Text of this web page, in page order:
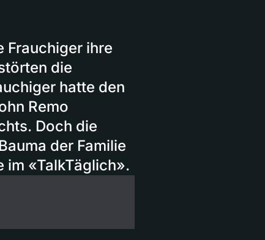
Frauchiger ihre
die
hatte den
Remo
Doch die
der Familie
im «TalkTäglich».